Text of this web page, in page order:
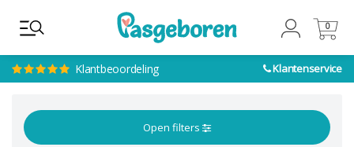
Klantbeoordeling Klantenservice
0
0
Open filters